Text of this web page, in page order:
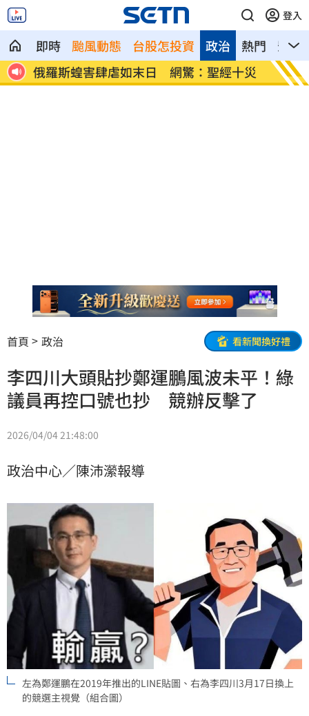
登入
即時 颱風動態 台股怎投資 熱門 影音
政治
勝 俄羅斯蝗害肆虐如末日 網驚：聖經十災
慈濟
勸
首頁 政治 看新聞換好禮
李四川大頭貼抄鄭運鵬風波未平！綠
議員再控口號也抄 競辦反擊了
2026/04/04 21:48:00
政治中心／陳沛瀠報導
左為鄭運鵬在2019年推出的LINE貼圖、右為李四川3月17日換上
的競選主視覺（組合圖）